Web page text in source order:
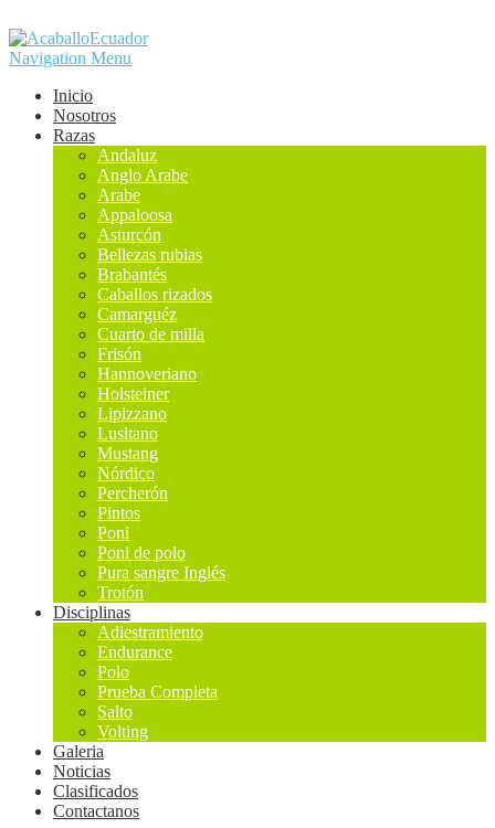
Navigation Menu
Inicio
Nosotros
Razas
Andaluz
Anglo Arabe
Arabe
Appaloosa
Asturcón
Bellezas rubias
Brabantés
Caballos rizados
Camarguéz
Cuarto de milla
Frisón
Hannoveriano
Holsteiner
Lipizzano
Lusitano
Mustang
Nórdico
Percherón
Pintos
Poni
Poni de polo
Pura sangre Inglés
Trotón
Disciplinas
Adiestramiento
Endurance
Polo
Prueba Completa
Salto
Volting
Galeria
Noticias
Clasificados
Contactanos